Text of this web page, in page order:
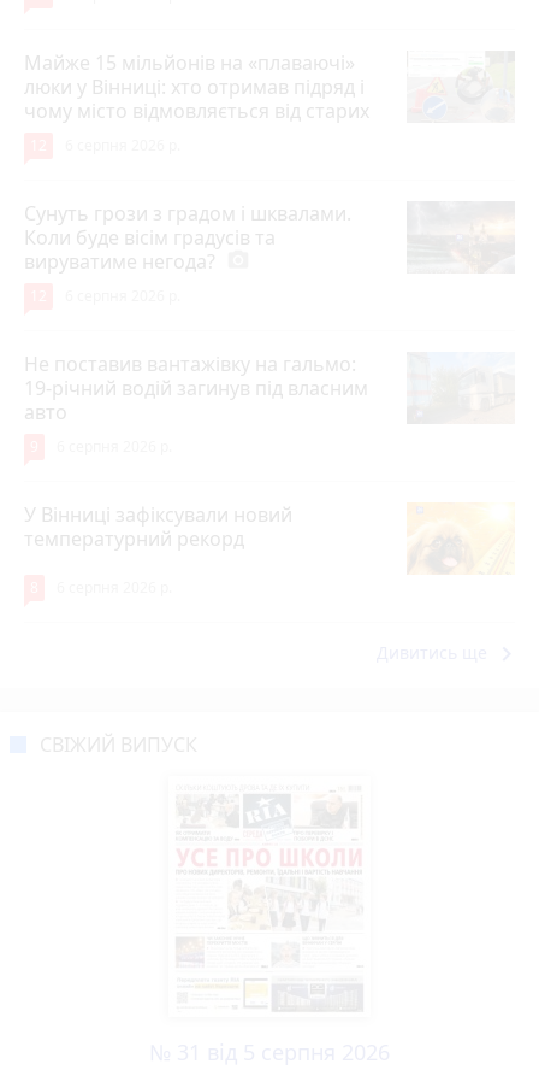
Майже 15 мільйонів на «плаваючі»
люки у Вінниці: хто отримав підряд і
чому місто відмовляється від старих
Сунуть грози з градом і шквалами.
Коли буде вісім градусів та
вируватиме негода?
Не поставив вантажівку на гальмо:
19-річний водій загинув під власним
авто
У Вінниці зафіксували новий
температурний рекорд